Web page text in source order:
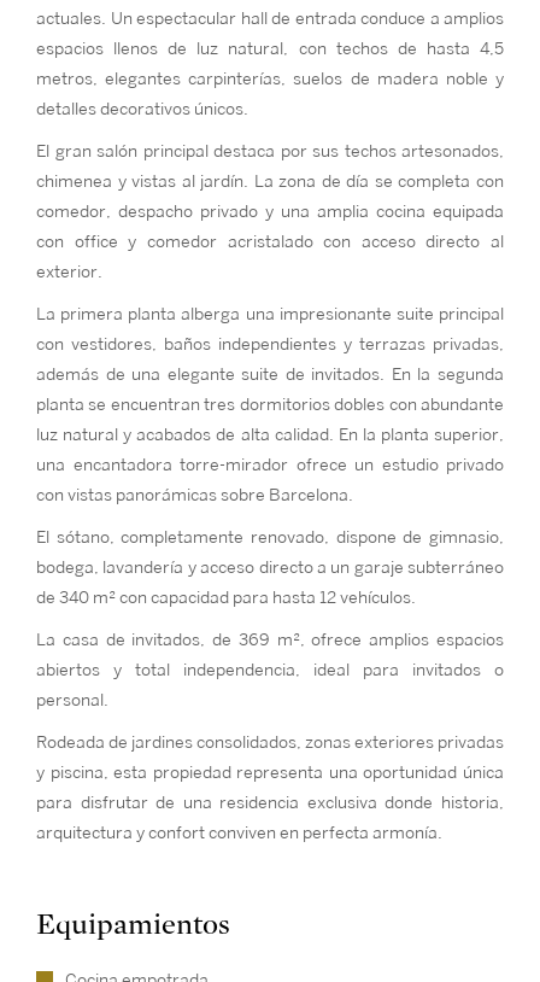
actuales. Un espectacular hall de entrada conduce a amplios
espacios llenos de luz natural, con techos de hasta 4,5
metros, elegantes carpinterías, suelos de madera noble y
detalles decorativos únicos.
El gran salón principal destaca por sus techos artesonados,
chimenea y vistas al jardín. La zona de día se completa con
comedor, despacho privado y una amplia cocina equipada
con office y comedor acristalado con acceso directo al
exterior.
La primera planta alberga una impresionante suite principal
con vestidores, baños independientes y terrazas privadas,
además de una elegante suite de invitados. En la segunda
planta se encuentran tres dormitorios dobles con abundante
luz natural y acabados de alta calidad. En la planta superior,
una encantadora torre-mirador ofrece un estudio privado
con vistas panorámicas sobre Barcelona.
El sótano, completamente renovado, dispone de gimnasio,
bodega, lavandería y acceso directo a un garaje subterráneo
de 340 m² con capacidad para hasta 12 vehículos.
La casa de invitados, de 369 m², ofrece amplios espacios
abiertos y total independencia, ideal para invitados o
personal.
Rodeada de jardines consolidados, zonas exteriores privadas
y piscina, esta propiedad representa una oportunidad única
para disfrutar de una residencia exclusiva donde historia,
arquitectura y confort conviven en perfecta armonía.
Equipamientos